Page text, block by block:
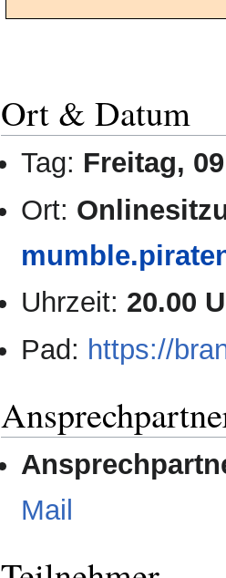
Ort & Datum
Tag: Freitag,
Ort:
Uhrzeit: 20.00
Pad: https://
Mail